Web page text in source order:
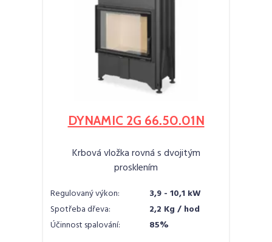
DYNAMIC 2G 66.50.01N
Krbová vložka rovná s dvojitým
prosklením
Regulovaný výkon:
3,9 - 10,1 kW
Spotřeba dřeva:
2,2 Kg / hod
Účinnost spalování:
85%